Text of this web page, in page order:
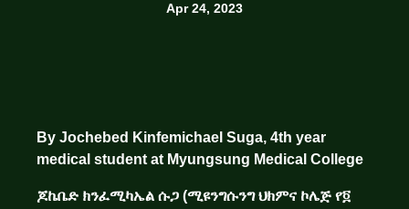
Apr 24, 2023
By Jochebed Kinfemichael Suga, 4th year
medical student at Myungsung Medical College
ጆኬቤድ ክንፈሚካኤል ሱጋ (ሚዩንግሱንግ ህክምና ኮሌጅ የ፬